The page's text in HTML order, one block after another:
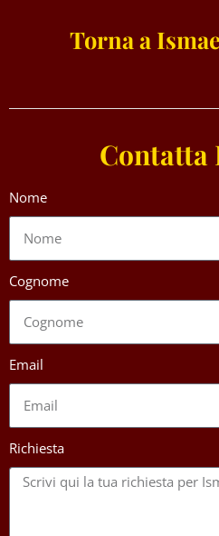
Torna a
Contatta
Nome
Cognome
Email
Richiesta